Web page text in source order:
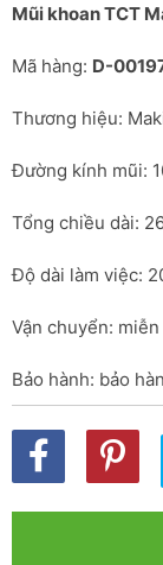
Mũi khoan TCT
Mã hàng: D-
Thương hiệu:
Đường kính mũi:
Tổng chiều dài:
Độ dài làm việc:
Vận chuyển:
Bảo hành: bảo